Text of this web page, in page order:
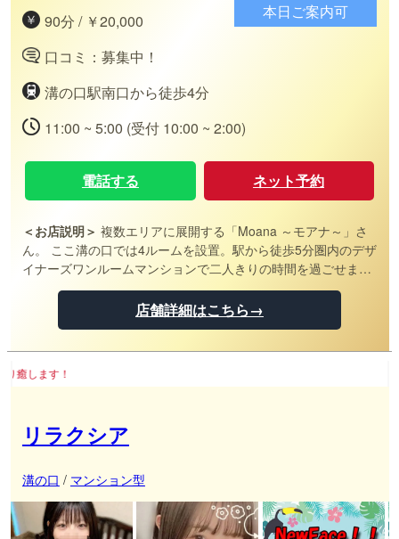
90分 / ￥20,000
口コミ：募集中！
溝の口駅南口から徒歩4分
11:00 ~ 5:00 (受付 10:00 ~ 2:00)
本日ご案内可
電話する ネット予約
＜お店説明＞ 複数エリアに展開する「Moana ～モアナ～」さ
ん。 ここ溝の口では4ルームを設置。駅から徒歩5分圏内のデザ
イナーズワンルームマンションで二人きりの時間を過ごせま
タイプごとに絞り込みも可能なため、お好みのセラピストさん
が見つけやすいのがいいですね。 また、写真指名は無料となっ
快適ですよ。
店舗詳細はこちら→
リラクシア
溝の口 / マンション型